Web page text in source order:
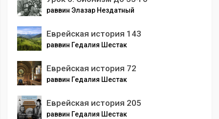
раввин Элазар Нездатный
Еврейская история 143
раввин Гедалия Шестак
Еврейская история 72
раввин Гедалия Шестак
Еврейская история 205
раввин Гедалия Шестак